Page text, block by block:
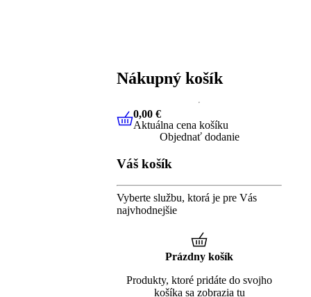
Nákupný košík
0,00 €Aktuálna cena košíku
0,00 €
Aktuálna cena košíku
Objednať dodanie
Váš košík
Vyberte službu, ktorá je pre Vás
najvhodnejšie
Prázdny košík
Produkty, ktoré pridáte do svojho
košíka sa zobrazia tu